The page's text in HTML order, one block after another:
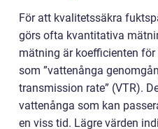
För att kvalitetssäkra
görs ofta kvantitativa
mätning är koefficienten
som ”vattenånga
transmission rate” (VTR).
vattenånga som kan
en viss tid. Lägre värden